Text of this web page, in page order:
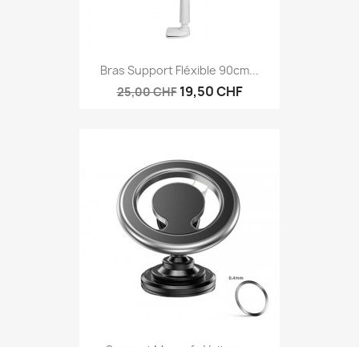
Bras Support Fléxible 90cm...
25,00 CHF 19,50 CHF